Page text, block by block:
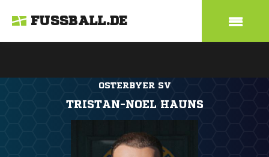
FUSSBALL.DE
OSTERBYER SV
TRISTAN-NOEL HAUNS